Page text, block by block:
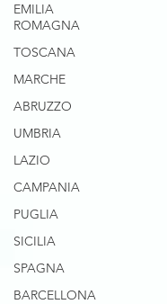
EMILIA
ROMAGNA
TOSCANA
MARCHE
ABRUZZO
UMBRIA
LAZIO
CAMPANIA
PUGLIA
SICILIA
SPAGNA
BARCELLONA